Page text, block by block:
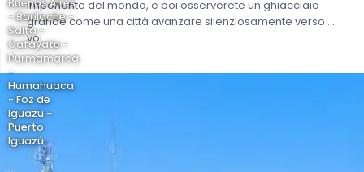
imponente del mondo, e poi osserverete un ghiacciaio
grande come una città avanzare silenziosamente verso di
voi....
Buenos Aires
- Bariloche -
Salta -
Cafayate -
Purmamarca
-
Humahuaca
- Foz de
Iguazú -
Puerto
Iguazú